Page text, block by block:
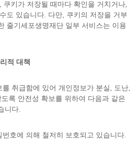
쿠키가 저장될 때마다 확인을 거치거나,
도 있습니다. 다만, 쿠키의 저장을 거부
줄기세포생명재단 일부 서비스는 이용
적 대책
취급함에 있어 개인정보가 분실, 도난,
록 안전성 확보를 위하여 다음과 같은
니다.
호에 의해 철저히 보호되고 있습니다.